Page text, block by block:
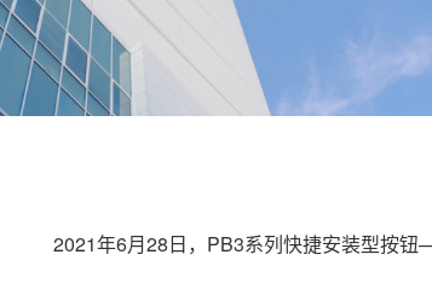
2021年6月28日，PB3系列快捷安装型按